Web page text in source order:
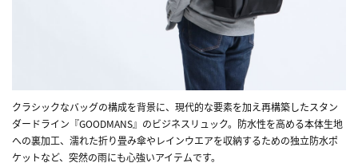
クラシックなバッグの構成を背景に、現代的な要素を加え再構築したスタン
ダードライン『GOODMANS』のビジネスリュック。防水性を高める本体生地
への裏加工、濡れた折り畳み傘やレインウエアを収納するための独立防水ポ
ケットなど、突然の雨にも心強いアイテムです。